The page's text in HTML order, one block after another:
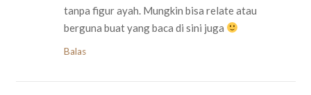
tanpa figur ayah. Mungkin bisa relate atau
berguna buat yang baca di sini juga
Balas